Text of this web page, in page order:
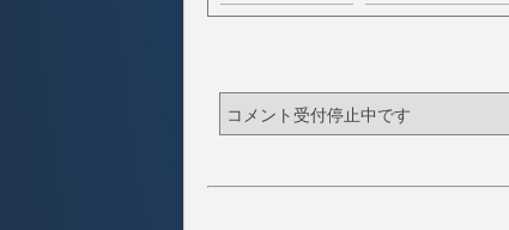
コメント受付停止中です